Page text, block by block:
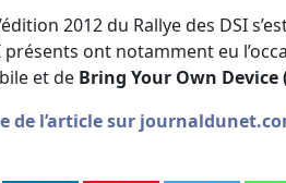
2012 du Rallye des DSI
présents ont notamment eu
et de Bring Your Own Device
de l’article sur